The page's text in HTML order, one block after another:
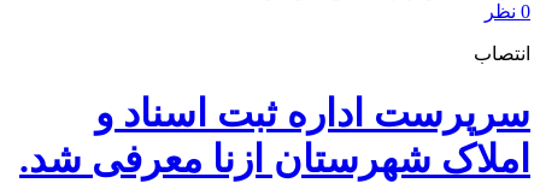
0 نظر
انتصاب
سرپرست اداره ثبت اسناد و
املاک شهرستان ازنا معرفی شد.